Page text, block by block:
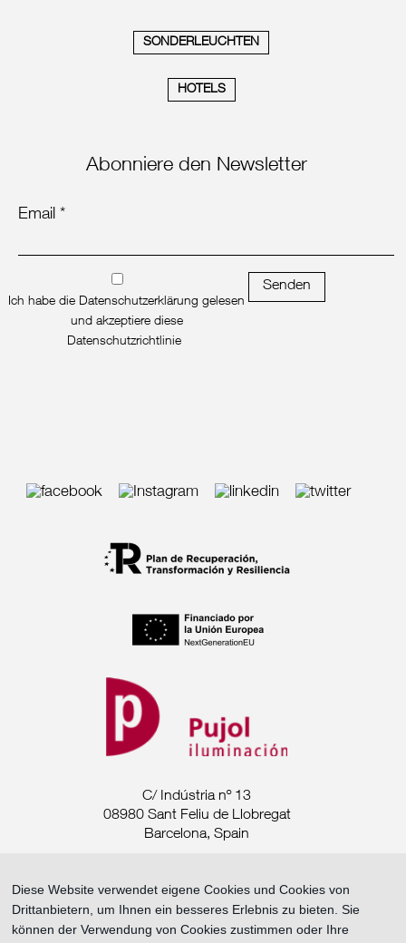
SONDERLEUCHTEN
HOTELS
Abonniere den Newsletter
Email *
Ich habe die Datenschutzerklärung gelesen
und akzeptiere diese
Datenschutzrichtlinie
Senden
C/ Indústria nº 13
08980 Sant Feliu de Llobregat
Barcelona, Spain
Tel. +34 93 685 7880
Diese Website verwendet eigene Cookies und Cookies von
Drittanbietern, um Ihnen ein besseres Erlebnis zu bieten. Sie
können der Verwendung von Cookies zustimmen oder Ihre